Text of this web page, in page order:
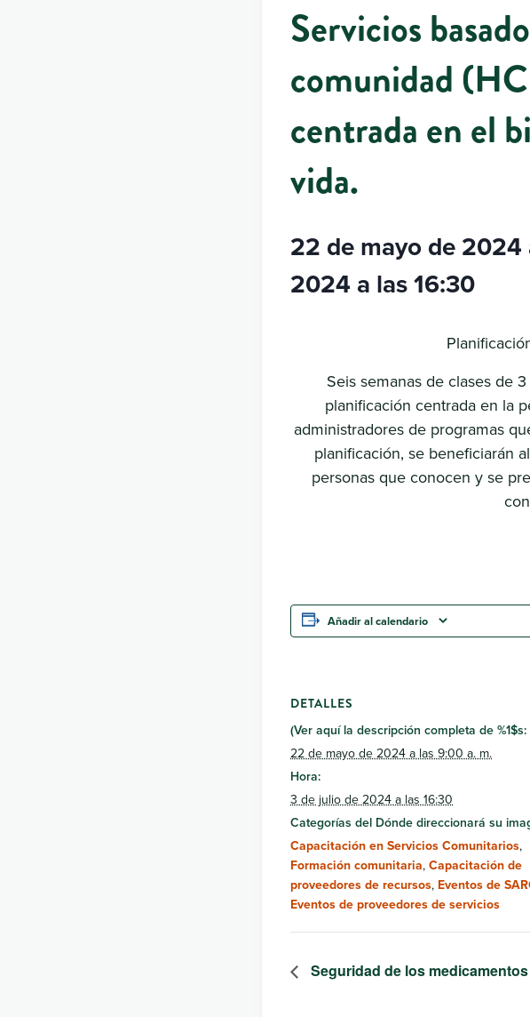
Servicios
comunidad
centrada en el
vida.
22 de mayo de 2024
2024 a las 16:30
Seis semanas de clases de
planificación centrada en la
administradores de programas
planificación, se beneficiarán
personas que conocen y se
Añadir al calendario
DETALLES
(Ver aquí la descripción completa de %1$s:
22 de mayo de 2024 a las 9:00 a. m.
Hora:
3 de julio de 2024 a las 16:30
Categorías del Dónde direccionará su
Capacitación en Servicios Comunitarios,
Formación comunitaria, Capacitación de
proveedores de recursos, Eventos de
Eventos de proveedores de servicios
Seguridad de los medicamentos